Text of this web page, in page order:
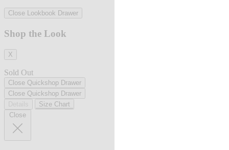
Close Lookbook Drawer
Shop the Look
X
Sold Out
Close Quickshop Drawer
Close Quickshop Drawer
Size Chart
Close